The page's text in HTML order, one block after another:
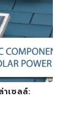
เซลล์: